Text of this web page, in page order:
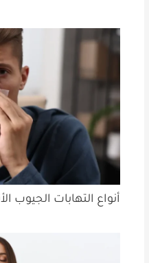
أنواع التهابات الجيوب